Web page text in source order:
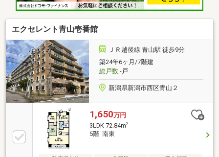
会社の仲介が必要になります
エクセレント青山壱番館
ＪＲ越後線 青山駅 徒歩9分
築24年6ヶ月/7階建
総戸数-戸
新潟県新潟市西区青山２
1,650万円
3LDK 72.84m2
5階 南東